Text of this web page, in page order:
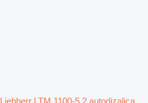
Liebherr LTM 1100-5.2 autodizalica